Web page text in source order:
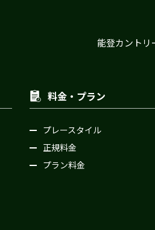
能登カントリ
料金・プラン
プレースタイル
正規料金
プラン料金